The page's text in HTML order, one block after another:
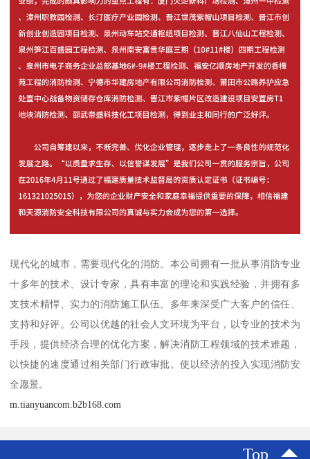
现代化的城市，需要现代化的消防。本公司拥有一批从事消防专业
十多年的技术、设计专家，具有丰富的理论和实践经验，并拥有多
支技术精悍、实力的消防施工队伍。多年来深受广大客户的信任、
支持和好评。公司以优越的社会人文环境为平台，以专业的技术为
手段，提供经济合理的优化方案，解决消防工程领域的技术难题，
以快捷的速度通过相关部门行政审批。使以经济的投入实现消防安
全愿景。
m.tianyuancom.b2b168.com
Top